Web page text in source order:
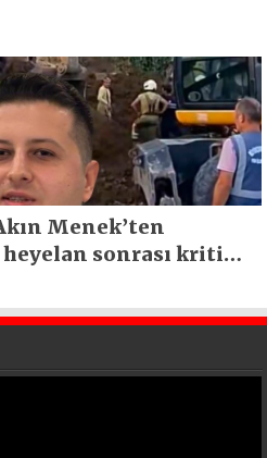
Menek’ten
sonrası kritik